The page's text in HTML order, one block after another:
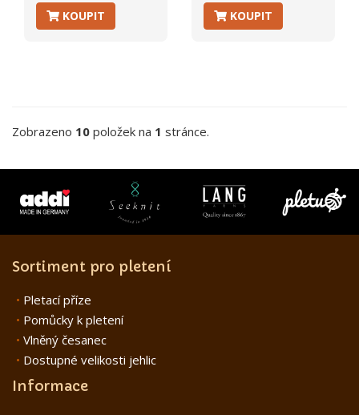
KOUPIT KOUPIT
Zobrazeno 10 položek na 1 stránce.
Sortiment pro pletení
Pletací příze
Pomůcky k pletení
Vlněný česanec
Dostupné velikosti jehlic
Informace